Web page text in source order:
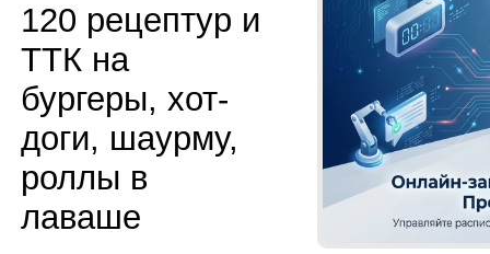
120 рецептур и
ТТК на
бургеры, хот-
доги, шаурму,
роллы в
лаваше